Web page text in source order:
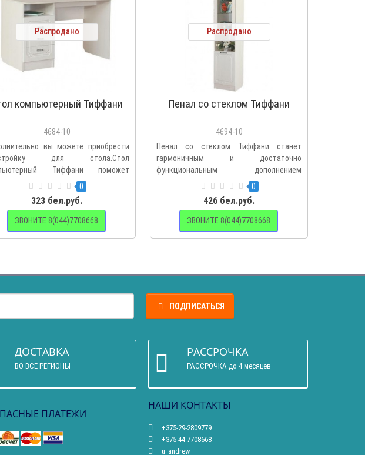
Распродано
компьютерный Тиффани
4684-10
вы можете приобрести
для стола.Стол
Тиффани поможет
0
323 бел.руб.
ЗВОНИТЕ 8(044)7708668
Распродано
Пенал со стеклом Тиффани
4694-10
Пенал со стеклом Тиффани станет
гармоничным и достаточно
функциональным дополнением
интерьера детско..
0
426 бел.руб.
ЗВОНИТЕ 8(044)7708668
ПОДПИСАТЬСЯ
ДОСТАВКА
ВО ВСЕ РЕГИОНЫ
РАССРОЧКА
РАССРОЧКА до 4 месяцев
ПЛАТЕЖИ
НАШИ КОНТАКТЫ
+375-29-2809779
+375-44-7708668
u_andrew_